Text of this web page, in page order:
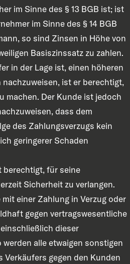
im Sinne des § 13 BGB ist; ist
im Sinne des § 14 BGB
so sind Zinsen in Höhe von
Basiszinssatz zu zahlen.
in der Lage ist, einen höheren
nachzuweisen, ist er berechtigt,
machen. Der Kunde ist jedoch
dass dem
des Zahlungsverzugs kein
geringerer Schaden
berechtigt, für seine
Sicherheit zu verlangen.
einer Zahlung in Verzug oder
gegen vertragswesentliche
dieser
werden alle etwaigen sonstigen
Verkäufers gegen den Kunden